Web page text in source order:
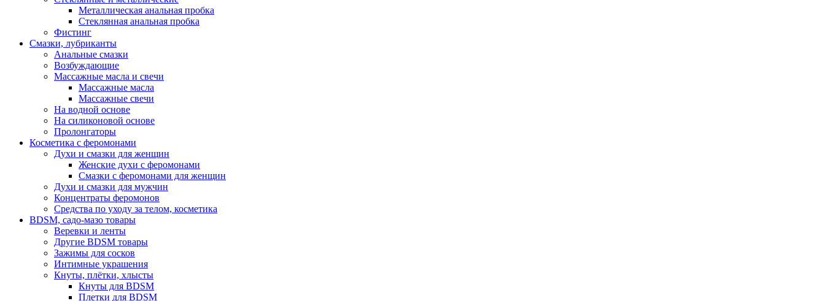
Металлическая анальная пробка
Стеклянная анальная пробка
Фистинг
Смазки, лубриканты
Анальные смазки
Возбуждающие
Массажные масла и свечи
Массажные масла
Массажные свечи
На водной основе
На силиконовой основе
Пролонгаторы
Косметика с феромонами
Духи и смазки для женщин
Женские духи с феромонами
Смазки с феромонами для женщин
Духи и смазки для мужчин
Концентраты феромонов
Средства по уходу за телом, косметика
BDSM, садо-мазо товары
Веревки и ленты
Другие BDSM товары
Зажимы для сосков
Интимные украшения
Кнуты, плётки, хлысты
Кнуты для BDSM
Плетки для BDSM